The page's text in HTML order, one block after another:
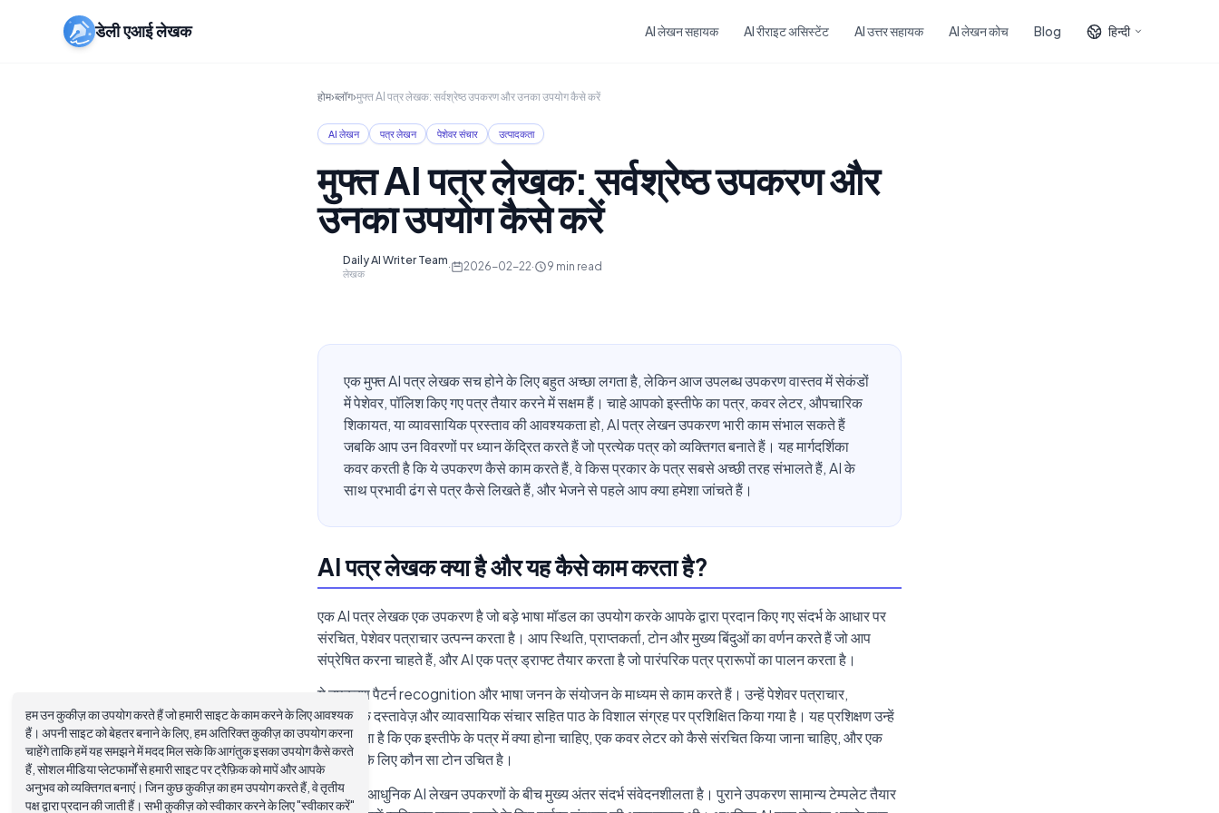
डेली एआई लेखक AI लेखन सहायक AI रीराइट असिस्टेंट AI उत्तर सहायक AI लेखन कोच Blog हिन्दी
होम›ब्लॉग›मुफ्त AI पत्र लेखक: सर्वश्रेष्ठ उपकरण और उनका उपयोग कैसे करें
AI लेखन पत्र लेखन पेशेवर संचार उत्पादकता
मुफ्त AI पत्र लेखक: सर्वश्रेष्ठ उपकरण और
उनका उपयोग कैसे करें
Daily AI Writer Team
लेखक
· 2026-02-22· 9 min read
एक मुफ्त AI पत्र लेखक सच होने के लिए बहुत अच्छा लगता है, लेकिन आज उपलब्ध उपकरण वास्तव में सेकंडों
में पेशेवर, पॉलिश किए गए पत्र तैयार करने में सक्षम हैं। चाहे आपको इस्तीफे का पत्र, कवर लेटर, औपचारिक
शिकायत, या व्यावसायिक प्रस्ताव की आवश्यकता हो, AI पत्र लेखन उपकरण भारी काम संभाल सकते हैं
जबकि आप उन विवरणों पर ध्यान केंद्रित करते हैं जो प्रत्येक पत्र को व्यक्तिगत बनाते हैं। यह मार्गदर्शिका
कवर करती है कि ये उपकरण कैसे काम करते हैं, वे किस प्रकार के पत्र सबसे अच्छी तरह संभालते हैं, AI के
साथ प्रभावी ढंग से पत्र कैसे लिखते हैं, और भेजने से पहले आप क्या हमेशा जांचते हैं।
AI पत्र लेखक क्या है और यह कैसे काम करता है?
एक AI पत्र लेखक एक उपकरण है जो बड़े भाषा मॉडल का उपयोग करके आपके द्वारा प्रदान किए गए संदर्भ के आधार पर
संरचित, पेशेवर पत्राचार उत्पन्न करता है। आप स्थिति, प्राप्तकर्ता, टोन और मुख्य बिंदुओं का वर्णन करते हैं जो आप
संप्रेषित करना चाहते हैं, और AI एक पत्र ड्राफ्ट तैयार करता है जो पारंपरिक पत्र प्रारूपों का पालन करता है।
ये उपकरण पैटर्न recognition और भाषा जनन के संयोजन के माध्यम से काम करते हैं। उन्हें पेशेवर पत्राचार,
औपचारिक दस्तावेज़ और व्यावसायिक संचार सहित पाठ के विशाल संग्रह पर प्रशिक्षित किया गया है। यह प्रशिक्षण उन्हें
समझने देता है कि एक इस्तीफे के पत्र में क्या होना चाहिए, एक कवर लेटर को कैसे संरचित किया जाना चाहिए, और एक
शिकायत के लिए कौन सा टोन उचित है।
पुराने और आधुनिक AI लेखन उपकरणों के बीच मुख्य अंतर संदर्भ संवेदनशीलता है। पुराने उपकरण सामान्य टेम्पलेट तैयार
हम उन कुकीज़ का उपयोग करते हैं जो हमारी साइट के काम करने के लिए आवश्यक
हैं। अपनी साइट को बेहतर बनाने के लिए, हम अतिरिक्त कुकीज़ का उपयोग करना
चाहेंगे ताकि हमें यह समझने में मदद मिल सके कि आगंतुक इसका उपयोग कैसे करते
हैं, सोशल मीडिया प्लेटफार्मों से हमारी साइट पर ट्रैफ़िक को मापें और आपके
अनुभव को व्यक्तिगत बनाएं। जिन कुछ कुकीज़ का हम उपयोग करते हैं, वे तृतीय
पक्ष द्वारा प्रदान की जाती हैं। सभी कुकीज़ को स्वीकार करने के लिए "स्वीकार करें"